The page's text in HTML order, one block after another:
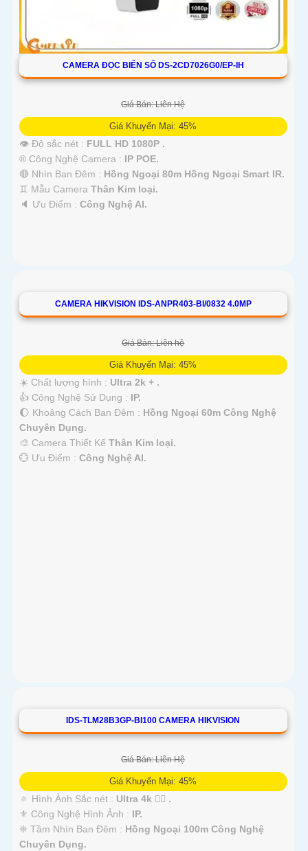
CAMERA ĐỌC BIỂN SỐ DS-2CD7026G0/EP-IH
Giá Bán: Liên Hệ
Giá Khuyến Mại: 45%
👁 Độ sắc nét : FULL HD 1080P .
®️ Công Nghệ Camera : IP POE.
🔴 Nhìn Ban Đêm : Hồng Ngoại 80m Hồng Ngoại Smart IR.
♊ Mẫu Camera Thân Kim loại.
️🔈 Ưu Điểm : Công Nghệ AI.
CAMERA HIKVISION IDS-ANPR403-BI/0832 4.0MP
Giá Bán: Liên hệ
Giá Khuyến Mại: 45%
☀️ Chất lượng hình : Ultra 2k + .
👍 Công Nghệ Sử Dụng : IP.
🌔 Khoảng Cách Ban Đêm : Hồng Ngoại 60m Công Nghệ
Chuyên Dụng.
🎨 Camera Thiết Kế Thân Kim loại.
️💮 Ưu Điểm : Công Nghệ AI.
IDS-TLM28B3GP-BI100 CAMERA HIKVISION
Giá Bán: Liên Hệ
Giá Khuyến Mại: 45%
🔅 Hình Ảnh Sắc nét : Ultra 4k 👍🏾 .
⚜️ Công Nghệ Hình Ảnh : IP.
❈ Tầm Nhìn Ban Đêm : Hồng Ngoại 100m Công Nghệ
Chuyên Dụng.